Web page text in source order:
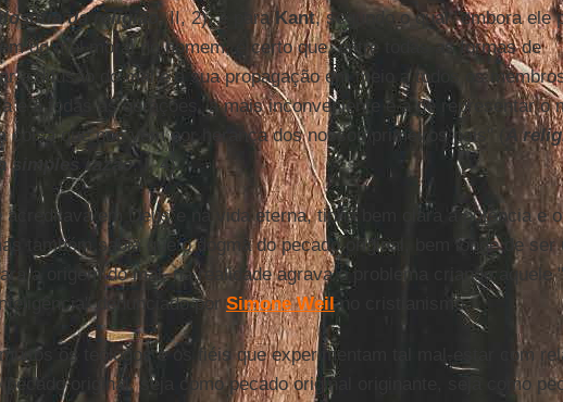
da religião
, II, 2); e paraKant, segundo o qual "embora ele
do mal moral no homem, é certo que, entre todas as formas de
a difusão do mal e a sua propagação em meio a todos os
e a todas as gerações, a mais inconveniente é a de representar o
coisa que nos vem por herança dos nossos primeiros pais" (
A
simples razão, I, 4).
acreditava em Deus e na vida eterna, tinha bem clara a potência e
também sabia que o dogma do pecado original, bem longe de ser
a origem do mal, na realidade agrava o problema criando aquele
denunciado por Simone Weilno cristianismo.
os teólogos e os fiéis que experimentam tal mal-estar com
pecado original, seja como pecado original originante, seja como